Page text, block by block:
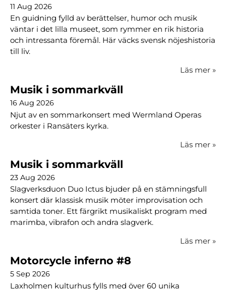
11 Aug 2026
En guidning fylld av berättelser, humor och musik
väntar i det lilla museet, som rymmer en rik historia
och intressanta föremål. Här väcks svensk nöjeshistoria
till liv.
Läs mer »
Musik i sommarkväll
16 Aug 2026
Njut av en sommarkonsert med Wermland Operas
orkester i Ransäters kyrka.
Läs mer »
Musik i sommarkväll
23 Aug 2026
Slagverksduon Duo Ictus bjuder på en stämningsfull
konsert där klassisk musik möter improvisation och
samtida toner. Ett färgrikt musikaliskt program med
marimba, vibrafon och andra slagverk.
Läs mer »
Motorcycle inferno #8
5 Sep 2026
Laxholmen kulturhus fylls med över 60 unika